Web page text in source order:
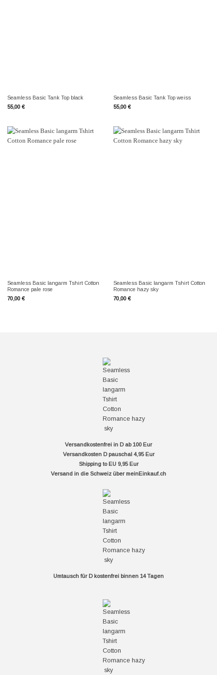
Seamless Basic Tank Top black
55,00 €
Seamless Basic Tank Top weiss
55,00 €
Seamless Basic langarm Tshirt Cotton
Romance pale rose
70,00 €
Seamless Basic langarm Tshirt Cotton
Romance hazy sky
70,00 €
Versandkostenfrei in D ab 100 Eur
Versandkosten D pauschal 4,95 Eur
Shipping to EU 9,95 Eur
Versand in die Schweiz über meinEinkauf.ch
Umtausch für D kostenfrei binnen 14 Tagen